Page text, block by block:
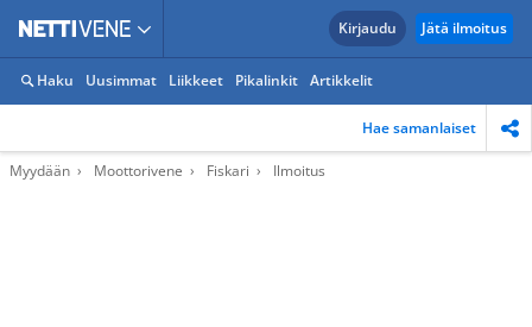
Kirjaudu Jätä ilmoitus
Haku Uusimmat Liikkeet Pikalinkit Artikkelit
Hae samanlaiset
Myydään Moottorivene Fiskari Ilmoitus